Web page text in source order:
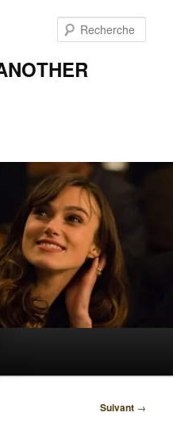
Suivant →